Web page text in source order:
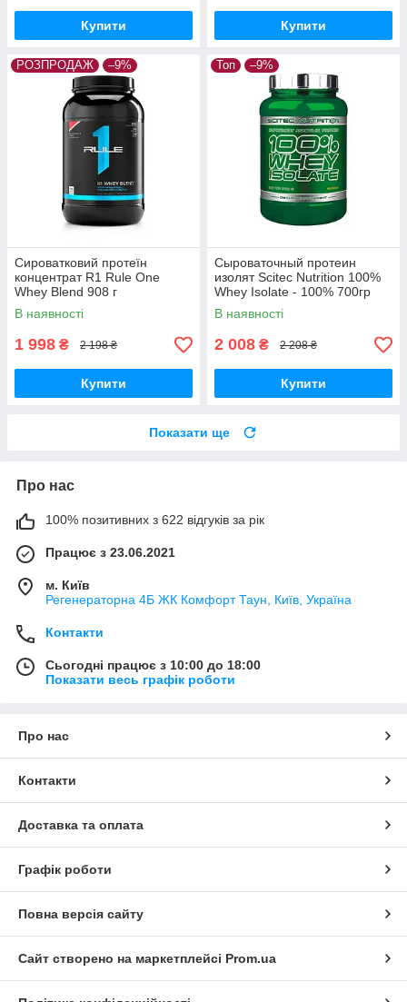
Купити Купити
РОЗПРОДАЖ –9%
Сироватковий протеїн
концентрат R1 Rule One
Whey Blend 908 г
В наявності
1 998 ₴ 2 198 ₴
Купити
Топ –9%
Сыроваточный протеин
изолят Scitec Nutrition 100%
Whey Isolate - 100% 700гр
В наявності
2 008 ₴ 2 208 ₴
Купити
Показати ще
Про нас
100% позитивних з 622 відгуків за рік
Працює з 23.06.2021
м. Київ
Регенераторна 4Б ЖК Комфорт Таун, Київ, Україна
Контакти
Сьогодні працює з 10:00 до 18:00
Показати весь графік роботи
Про нас
Контакти
Доставка та оплата
Графік роботи
Повна версія сайту
Сайт створено на маркетплейсі Prom.ua